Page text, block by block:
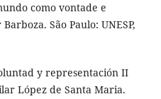
como vontade e
São Paulo: UNESP,
voluntad y representación II
López de Santa Maria.